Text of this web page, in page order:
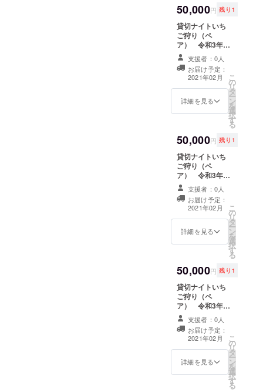
す。品
種は
『あき
ひめ』
『かお
りの』
『おいC
ベ
リー』
のいず
れかと
定はで
んので
ご注意
くださ
い。 ※
写真は
章姫の
一例で
際の数
や大き
種で異
合がご
ざいま
す。
イチゴ畑は非現
実空間を演出し
てくれるでしょ
う。誰もいない
貸切ハウスで思
う存分、いちご
狩りをお楽しみ
ください。クラ
ウドファンディ
ビスとなりま
す。 ※日付と時
ください。
50,000円 残り1
貸切ナイトいち
ご狩り（ペ
ア） 令和3年2
月12日 19：00
～19：50 1組
限定 営業終了
後、貴方様だけ
のためにいちご
ハウスを貸切で
イチゴ畑は非現
実空間を演出し
てくれるでしょ
う。誰もいない
貸切ハウスで思
う存分、いちご
狩りをお楽しみ
ください。クラ
ウドファンディ
ビスとなりま
す。 ※日付と時
ください。
支援者：0人
お届け予定：
2021年02月
詳細を見る
こ
の
リ
タ
ー
ン
を
選
択
す
る
50,000円 残り1
貸切ナイトいち
ご狩り（ペ
ア） 令和3年2
月13日 18：00
～18：50 1組
限定 営業終了
後、貴方様だけ
のためにいちご
ハウスを貸切で
イチゴ畑は非現
実空間を演出し
てくれるでしょ
う。誰もいない
貸切ハウスで思
う存分、いちご
狩りをお楽しみ
ください。クラ
ウドファンディ
ビスとなりま
す。 ※日付と時
支援者：0人
お届け予定：
2021年02月
詳細を見る
こ
の
リ
タ
ー
ン
を
選
択
す
る
50,000円 残り1
貸切ナイトいち
ご狩り（ペ
ア） 令和3年2
月13日 19：00
～19：50 1組
限定 営業終了
後、貴方様だけ
のためにいちご
ハウスを貸切で
支援者：0人
お届け予定：
2021年02月
詳細を見る
こ
の
リ
タ
ー
ン
を
選
択
す
る